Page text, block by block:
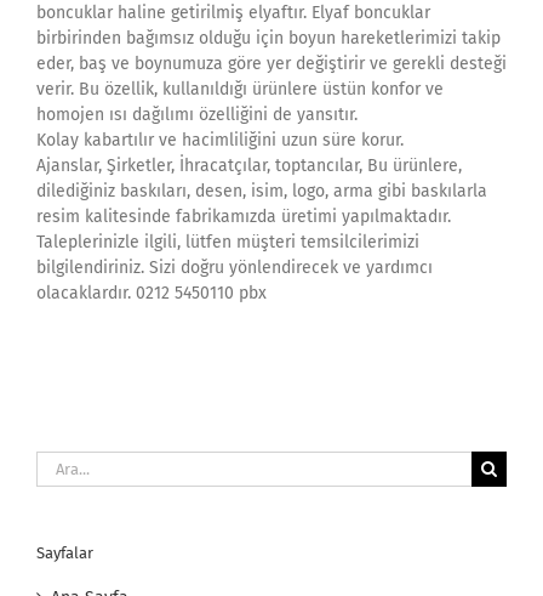
boncuklar haline getirilmiş elyaftır. Elyaf boncuklar
birbirinden bağımsız olduğu için boyun hareketlerimizi takip
eder, baş ve boynumuza göre yer değiştirir ve gerekli desteği
verir. Bu özellik, kullanıldığı ürünlere üstün konfor ve
homojen ısı dağılımı özelliğini de yansıtır.
Kolay kabartılır ve hacimliliğini uzun süre korur.
Ajanslar, Şirketler, İhracatçılar, toptancılar, Bu ürünlere,
dilediğiniz baskıları, desen, isim, logo, arma gibi baskılarla
resim kalitesinde fabrikamızda üretimi yapılmaktadır.
Taleplerinizle ilgili, lütfen müşteri temsilcilerimizi
bilgilendiriniz. Sizi doğru yönlendirecek ve yardımcı
olacaklardır. 0212 5450110 pbx
Ara:
Sayfalar